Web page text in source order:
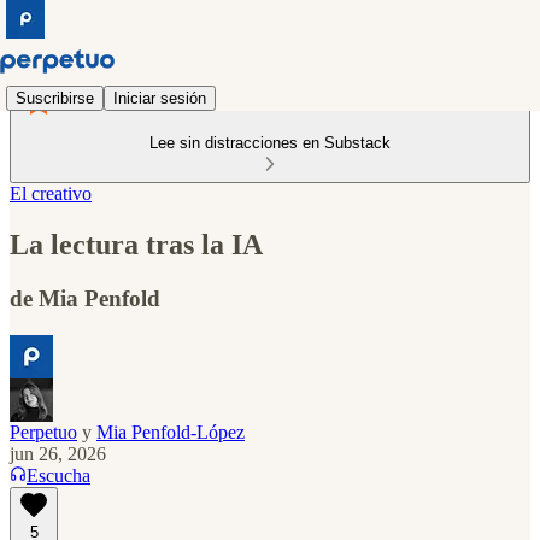
Suscribirse Iniciar sesión
Lee sin distracciones en Substack
El creativo
La lectura tras la IA
de Mia Penfold
Perpetuo y Mia Penfold-López
jun 26, 2026
Escucha
5